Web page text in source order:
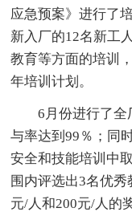
应急预案》进行了
新入厂的12名新工
教育等方面的培训
年培训计划。
6月份进行了全
与率达到99％；同
安全和技能培训中
围内评选出3名优
元/人和200元/人的